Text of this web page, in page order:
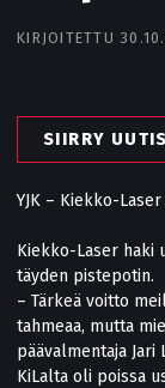
KIRJOITETTU
SIIRRY
YJK – Kiekko-
Kiekko-Laser haki
täyden pistepotin.
– Tärkeä voitto
tahmeaa, mutta
päävalmentaja
KiLalta oli poissa